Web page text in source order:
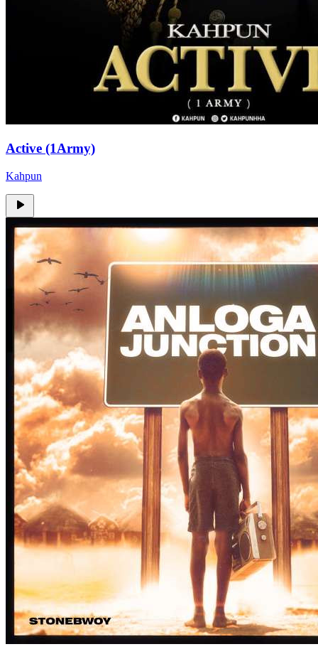
Active (1Army)
Kahpun